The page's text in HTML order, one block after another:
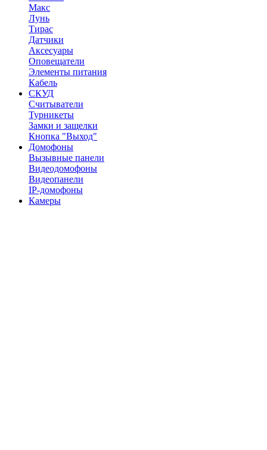
Макс
Лунь
Тирас
Датчики
Аксесуары
Оповещатели
Элементы питания
Кабель
СКУД
Считыватели
Турникеты
Замки и защелки
Кнопка "Выход"
Домофоны
Вызывные панели
Видеодомофоны
Видеопанели
IP-домофоны
Камеры